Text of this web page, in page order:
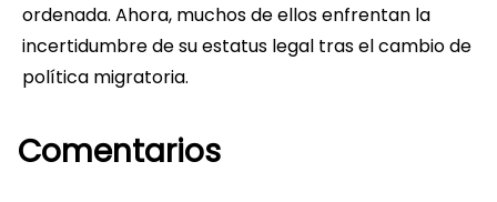
ordenada. Ahora, muchos de ellos enfrentan la
incertidumbre de su estatus legal tras el cambio de
política migratoria.
Comentarios